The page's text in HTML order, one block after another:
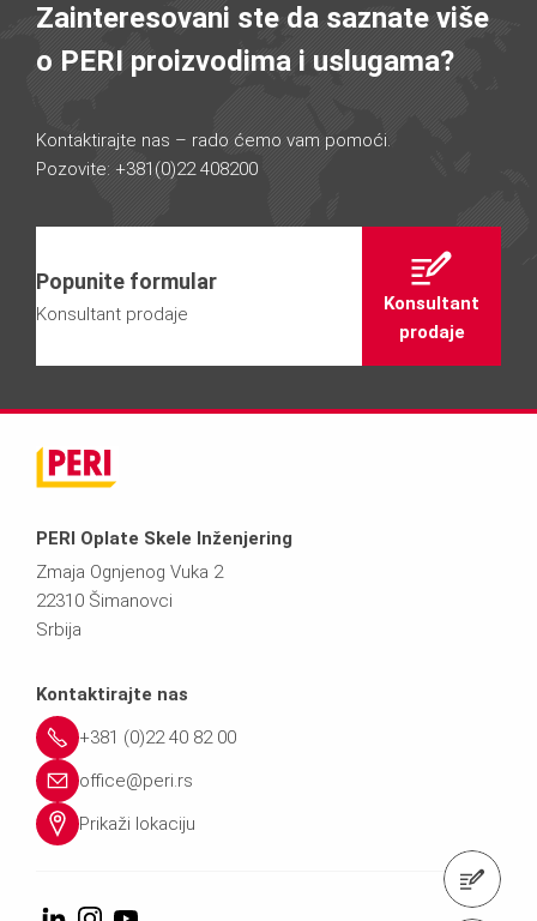
Zainteresovani ste da saznate više
o PERI proizvodima i uslugama?
Kontaktirajte nas – rado ćemo vam pomoći.
Pozovite: +381(0)22 408200
Popunite formular
Konsultant prodaje
Konsultant
prodaje
PERI Oplate Skele Inženjering
Zmaja Ognjenog Vuka 2
22310 Šimanovci
Srbija
Kontaktirajte nas
+381 (0)22 40 82 00
office@peri.rs
Prikaži lokaciju